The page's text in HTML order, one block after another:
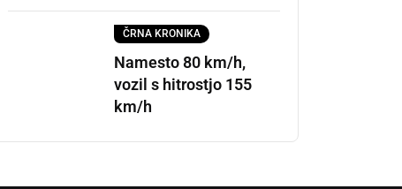
ČRNA KRONIKA
Namesto 80 km/h,
vozil s hitrostjo 155
km/h